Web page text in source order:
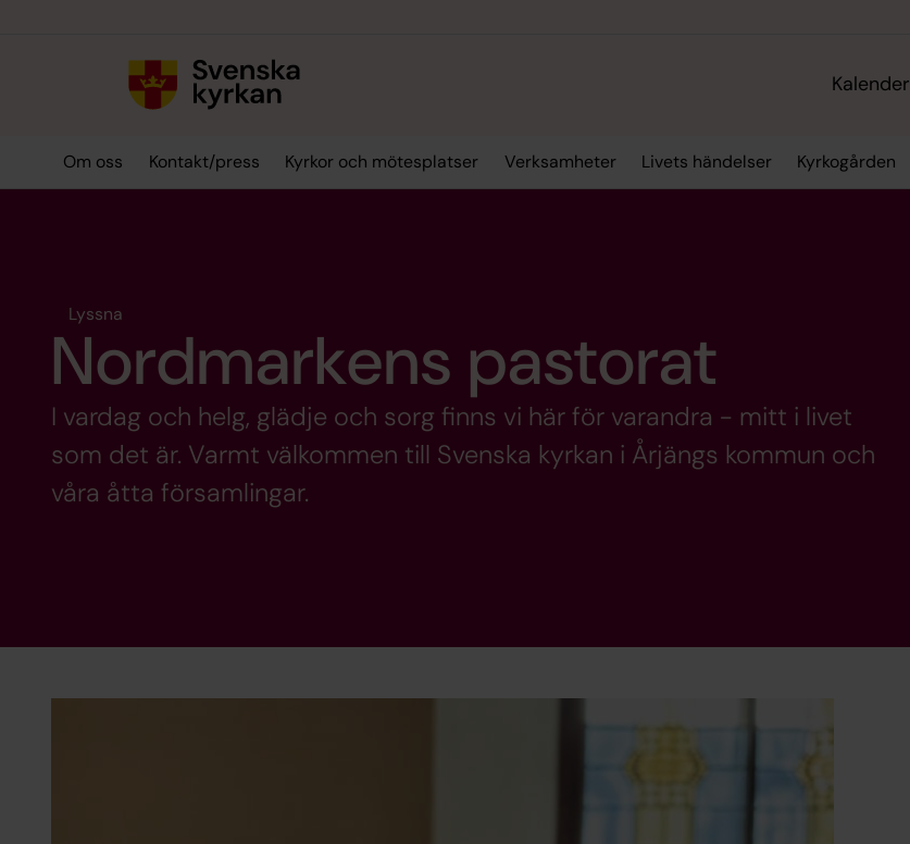
Kalender
Om oss Kontakt/press Kyrkor och mötesplatser Verksamheter Livets händelser Kyrkogården
Lyssna
Nordmarkens pastorat
I vardag och helg, glädje och sorg finns vi här för varandra - mitt i livet
som det är. Varmt välkommen till Svenska kyrkan i Årjängs kommun och
våra åtta församlingar.